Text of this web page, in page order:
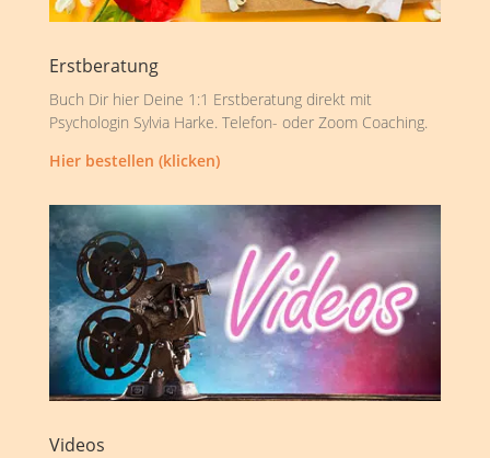
Erstberatung
Buch Dir hier Deine 1:1 Erstberatung direkt mit
Psychologin Sylvia Harke. Telefon- oder Zoom Coaching.
Hier bestellen (klicken)
Videos